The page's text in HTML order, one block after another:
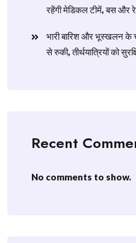
रहेंगी मेडिकल टीमें, बस और
​भारी बारिश और भूस्खलन के
से रुकी, तीर्थयात्रियों को
Recent
No comments to show.